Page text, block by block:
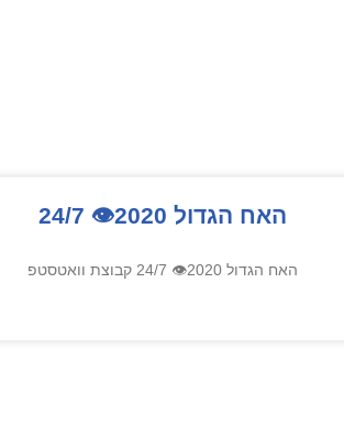
האח הגדול 2020👁 24/7
האח הגדול 2020👁 24/7 קבוצת וואטסטפ